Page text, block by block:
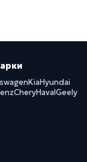
KiaHyundai
CheryHavalGeely